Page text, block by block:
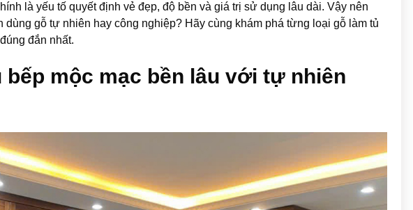
là yếu tố quyết định vẻ đẹp, độ bền và giá trị sử dụng lâu dài. Vậy nên
gỗ tự nhiên hay công nghiệp? Hãy cùng khám phá từng loại gỗ làm tủ
đắn nhất.
bếp mộc mạc bền lâu với tự nhiên